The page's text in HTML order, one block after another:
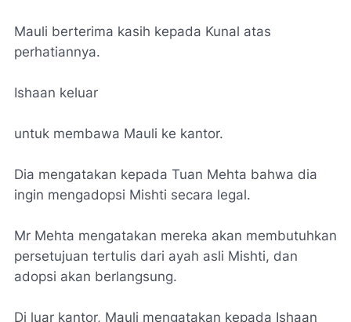
Mauli berterima kasih kepada Kunal atas
perhatiannya.
Ishaan keluar
untuk membawa Mauli ke kantor.
Dia mengatakan kepada Tuan Mehta bahwa dia
ingin mengadopsi Mishti secara legal.
Mr Mehta mengatakan mereka akan membutuhkan
persetujuan tertulis dari ayah asli Mishti, dan
adopsi akan berlangsung.
Di luar kantor, Mauli mengatakan kepada Ishaan